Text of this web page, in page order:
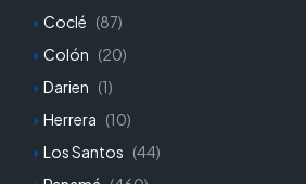
Coclé (87)
Colón (20)
Darien (1)
Herrera (10)
Los Santos (44)